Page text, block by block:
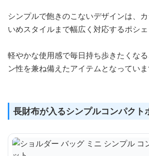
シンプルで飽きのこないデザインは、
いめスタイルまで幅広く対応するポシェ
軽やかな使用感で毎日持ち歩きたくな
ン性を兼ね備えたアイテムとなっていま
長財布が入るシンプルコンパクト